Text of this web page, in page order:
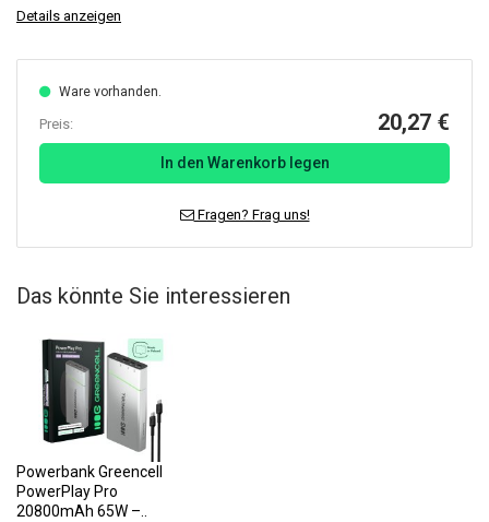
Details anzeigen
Ware vorhanden.
Preis: 20,27 €
In den Warenkorb legen
Fragen? Frag uns!
Das könnte Sie interessieren
Powerbank Greencell
PowerPlay Pro
20800mAh 65W –..